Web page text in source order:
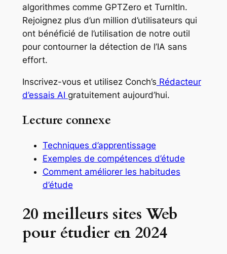
algorithmes comme GPTZero et TurnItIn.
Rejoignez plus d’un million d’utilisateurs qui
ont bénéficié de l’utilisation de notre outil
pour contourner la détection de l’IA sans
effort.
Inscrivez-vous et utilisez Conch’s Rédacteur
d’essais AI gratuitement aujourd’hui.
Lecture connexe
Techniques d’apprentissage
Exemples de compétences d’étude
Comment améliorer les habitudes
d’étude
20 meilleurs sites Web
pour étudier en 2024